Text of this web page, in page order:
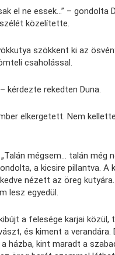
el ne essek…” – gondolta
közelítette.
szökkent ki az
csaholással.
kérdezte rekedten Duna.
elkergetett. Nem
mégsem… talán még
a kicsire pillantva. A
nézett az öreg
lesz egyedül.
a felesége karjai
és kiment a verandára.
házba, kint maradt a